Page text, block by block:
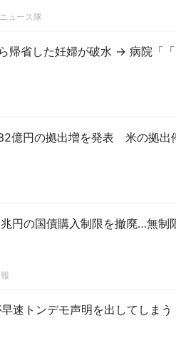
ュース隊
帰省した妊婦が破水 → 病院「
億円の拠出増を発表 米の拠出
兆円の国債購入制限を撤廃…無制
速トンデモ声明を出してしま